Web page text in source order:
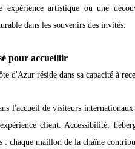
artistique ou une
dans les souvenirs des invités.
pour accueillir
d'Azur réside dans sa capacité à
l'accueil de visiteurs
client. Accessibilité,
: chaque maillon de la chaîne